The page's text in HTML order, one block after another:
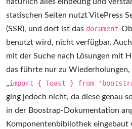
natürlich alles eindeutig und
statischen Seiten nutzt VitePress
(SSR), und dort ist das document-
benutzt wird, nicht verfügbar.
mit der Suche nach Lösungen mit
das führte nur zu Wiederholungen,
„import { Toast } from
ging jedoch nicht, da diese genau
in der Boostrap-Dokumentation
Komponentenbibliothek